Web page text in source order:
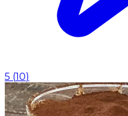
5 (10)